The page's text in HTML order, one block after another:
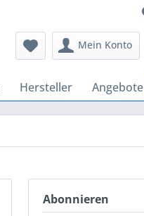
Mein Konto
Hersteller Angebote
Abonnieren